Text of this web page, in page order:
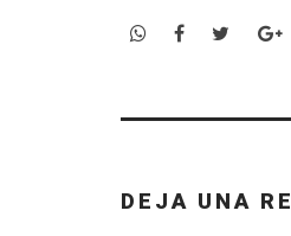
WhatsApp
Facebook
Twitter
DEJA UNA